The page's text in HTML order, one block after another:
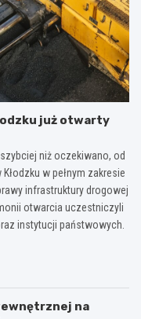
już otwarty
niż oczekiwano, od
w pełnym zakresie
infrastruktury drogowej
otwarcia uczestniczyli
instytucji państwowych.
na